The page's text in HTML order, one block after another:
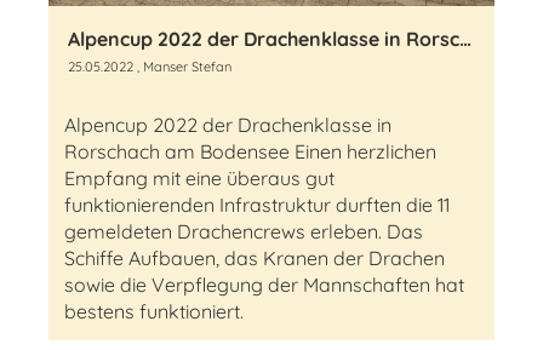
Alpencup 2022 der Drachenklasse in Rorschach am Bodensee
25.05.2022 , Manser Stefan
Alpencup 2022 der Drachenklasse in
Rorschach am Bodensee Einen herzlichen
Empfang mit eine überaus gut
funktionierenden Infrastruktur durften die 11
gemeldeten Drachencrews erleben. Das
Schiffe Aufbauen, das Kranen der Drachen
sowie die Verpflegung der Mannschaften hat
bestens funktioniert.